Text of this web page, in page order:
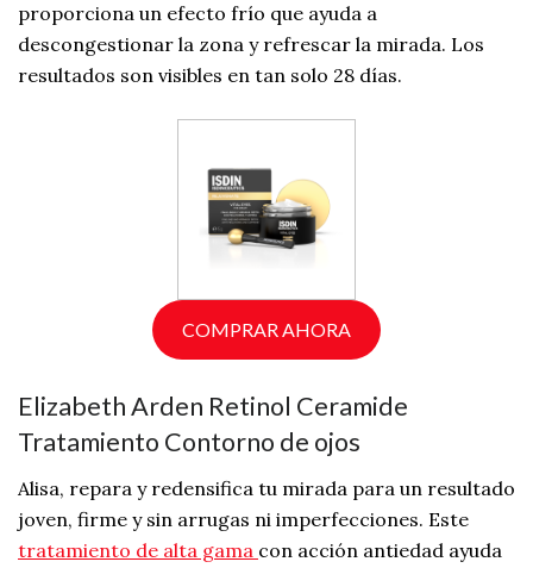
proporciona un efecto frío que ayuda a
descongestionar la zona y refrescar la mirada. Los
resultados son visibles en tan solo 28 días.
COMPRAR AHORA
Elizabeth Arden Retinol Ceramide
Tratamiento Contorno de ojos
Alisa, repara y redensifica tu mirada para un resultado
joven, firme y sin arrugas ni imperfecciones. Este
tratamiento de alta gama con acción antiedad ayuda